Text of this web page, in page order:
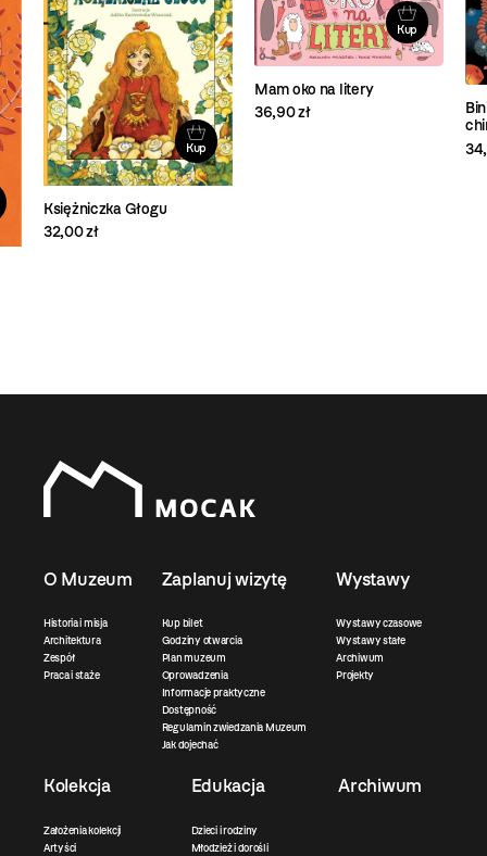
Kup
Księżniczka Głogu
32,00 zł
Kup
Mam oko na litery
36,90 zł
O Muzeum
Historia i misja
Architektura
Zespół
Praca i staże
Zaplanuj wizytę
Kup bilet
Godziny otwarcia
Plan muzeum
Oprowadzenia
Informacje praktyczne
Dostępność
Regulamin zwiedzania Muzeum
Jak dojechać
Wystawy
Wystawy czasowe
Wystawy stałe
Archiwum
Projekty
Kolekcja
Założenia kolekcji
Artyści
Edukacja
Dzieci i rodziny
Młodzież i dorośli
Archiwum